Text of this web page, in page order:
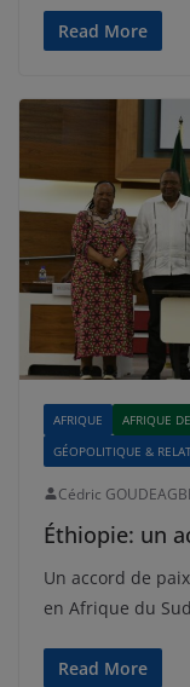
Read More
AFRIQUE
AFRIQUE
GÉOPOLITIQUE &
Cédric
Éthiopie: un
Un accord de
en Afrique du
Read More